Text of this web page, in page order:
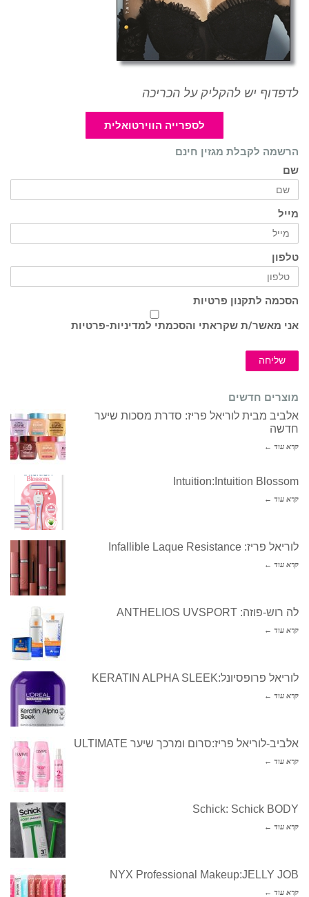
לדפדוף יש להקליק על הכריכה
לספרייה הווירטואלית
הרשמה לקבלת מגזין חינם
שם
מייל
טלפון
הסכמה לתקנון פרטיות
אני מאשר/ת שקראתי והסכמתי למדיניות-פרטיות
שליחה
מוצרים חדשים
אלביב מבית לוריאל פריז: סדרת מסכות שיער
חדשה
קרא עוד ←
Intuition:Intuition Blossom
קרא עוד ←
לוריאל פריז: Infallible Laque Resistance
קרא עוד ←
לה רוש-פוזה: ANTHELIOS UVSPORT
קרא עוד ←
לוריאל פרופסיונל:KERATIN ALPHA SLEEK
קרא עוד ←
אלביב-לוריאל פריז:סרום ומרכך שיער ULTIMATE
קרא עוד ←
Schick: Schick BODY
קרא עוד ←
NYX Professional Makeup:JELLY JOB
קרא עוד ←